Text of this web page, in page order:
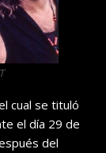
cual se tituló
el día 29 de
del